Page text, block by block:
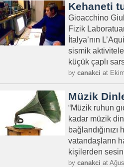
Kehaneti
Gioacchino
Fizik
İtalya’nın
sismik
küçük çaplı
by canakci at
Müzik
“Müzik ruhun
kadar müzik
vatandaşların
kişilerden
by canakci at